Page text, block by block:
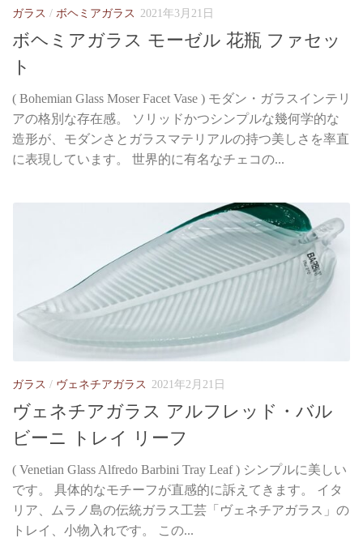
ガラス / ボヘミアガラス 2021年3月21日
ボヘミアガラス モーゼル 花瓶 ファセッ
ト
( Bohemian Glass Moser Facet Vase ) モダン・ガラスインテリ
アの格別な存在感。 ソリッドかつシンプルな幾何学的な
造形が、モダンさとガラスマテリアルの持つ美しさを率直
に表現しています。 世界的に有名なチェコの...
ガラス / ヴェネチアガラス 2021年2月21日
ヴェネチアガラス アルフレッド・バル
ビーニ トレイ リーフ
( Venetian Glass Alfredo Barbini Tray Leaf ) シンプルに美しい
です。 具体的なモチーフが直感的に訴えてきます。 イタ
リア、ムラノ島の伝統ガラス工芸「ヴェネチアガラス」の
トレイ、小物入れです。 この...